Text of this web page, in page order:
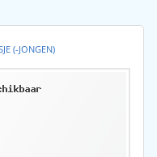
(-JONGEN)